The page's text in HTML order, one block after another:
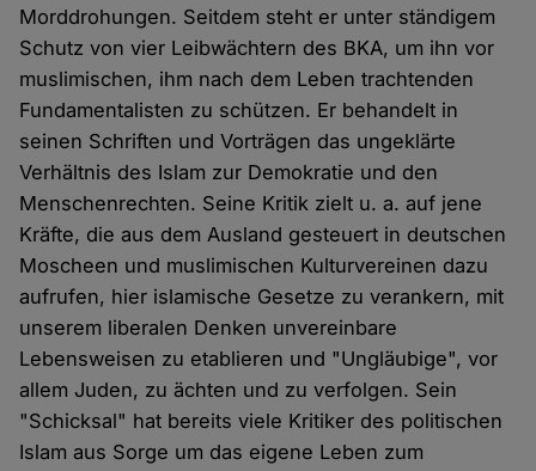
Morddrohungen. Seitdem steht er unter ständigem
Schutz von vier Leibwächtern des BKA, um ihn vor
muslimischen, ihm nach dem Leben trachtenden
Fundamentalisten zu schützen. Er behandelt in
seinen Schriften und Vorträgen das ungeklärte
Verhältnis des Islam zur Demokratie und den
Menschenrechten. Seine Kritik zielt u. a. auf jene
Kräfte, die aus dem Ausland gesteuert in deutschen
Moscheen und muslimischen Kulturvereinen dazu
aufrufen, hier islamische Gesetze zu verankern, mit
unserem liberalen Denken unvereinbare
Lebensweisen zu etablieren und "Ungläubige", vor
allem Juden, zu ächten und zu verfolgen. Sein
"Schicksal" hat bereits viele Kritiker des politischen
Islam aus Sorge um das eigene Leben zum